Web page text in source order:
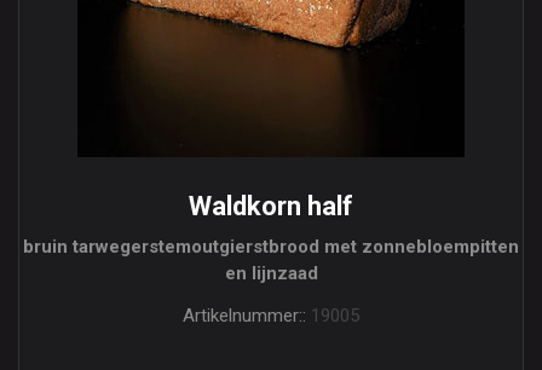
Waldkorn half
bruin tarwegerstemoutgierstbrood met zonnebloempitten
en lijnzaad
Artikelnummer:: 19005